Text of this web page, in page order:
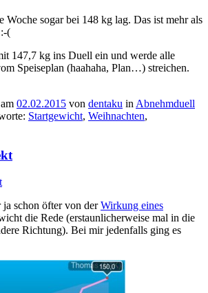
Woche sogar bei 148 kg lag. Das ist mehr als
(
147,7 kg ins Duell ein und werde alle
Speiseplan (haahaha, Plan…) streichen.
02.02.2015 von dentaku in Abnehmduell
Startgewicht, Weihnachten,
schon öfter von derWirkung eines
die Rede (erstaunlicherweise mal in die
Richtung). Bei mir jedenfalls ging es